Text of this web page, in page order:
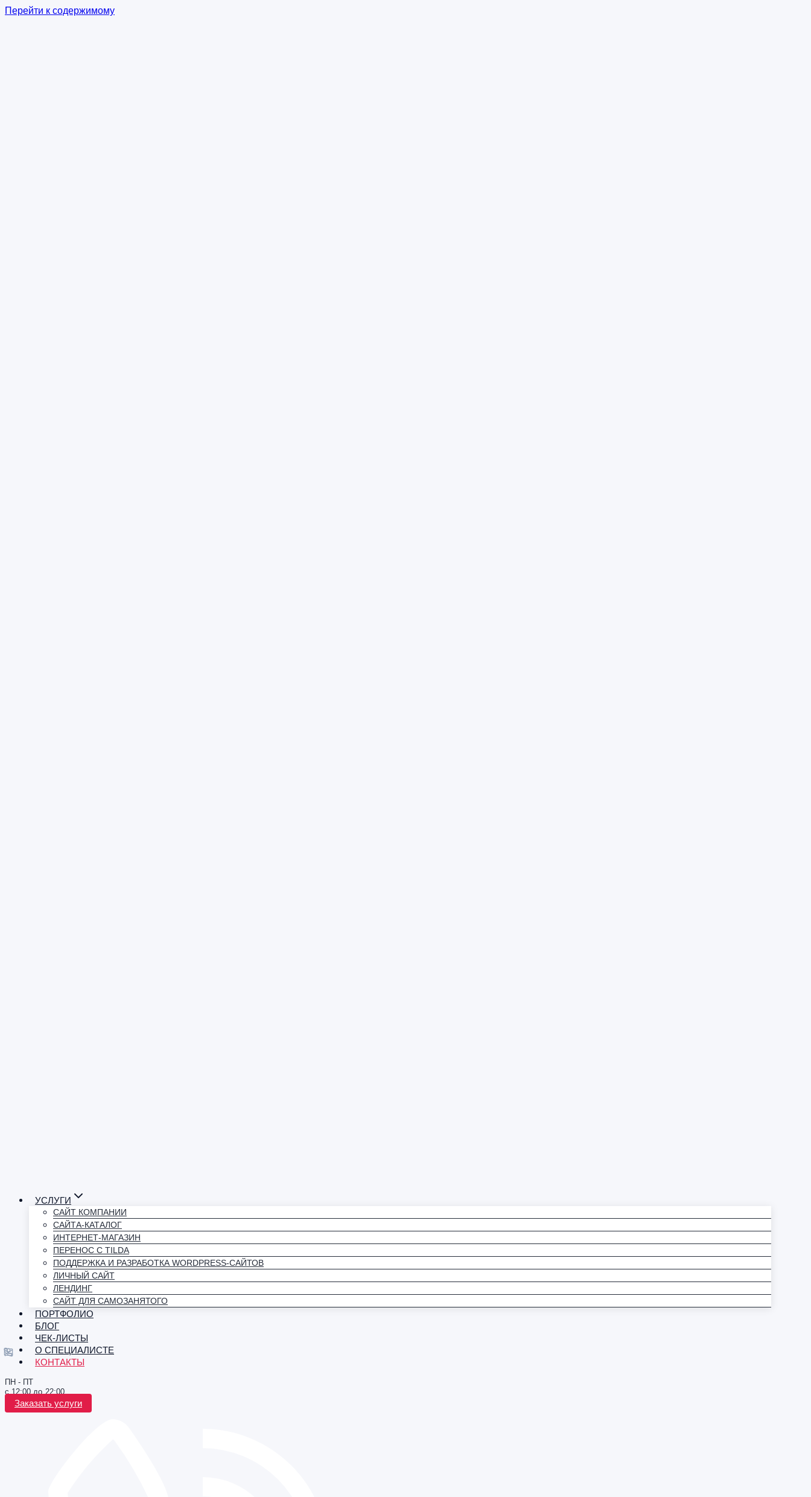
Перейти к содержимому
УСЛУГИ
САЙТ КОМПАНИИ
САЙТА-КАТАЛОГ
ИНТЕРНЕТ-МАГАЗИН
ПЕРЕНОС С TILDA
ПОДДЕРЖКА И РАЗРАБОТКА WORDPRESS-САЙТОВ
ЛИЧНЫЙ САЙТ
ЛЕНДИНГ
САЙТ ДЛЯ САМОЗАНЯТОГО
ПОРТФОЛИО
БЛОГ
ЧЕК-ЛИСТЫ
О СПЕЦИАЛИСТЕ
КОНТАКТЫ
ПН - ПТ
с 12:00 до 22:00
Заказать услуги